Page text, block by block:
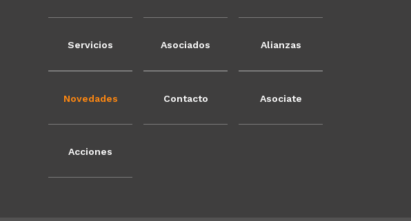
Servicios Asociados Alianzas
Novedades Contacto Asociate
Acciones